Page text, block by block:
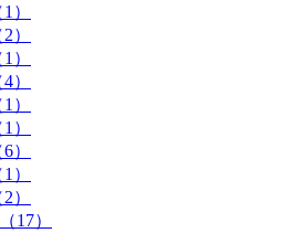
）
）
）
）
）
）
）
）
）
17）